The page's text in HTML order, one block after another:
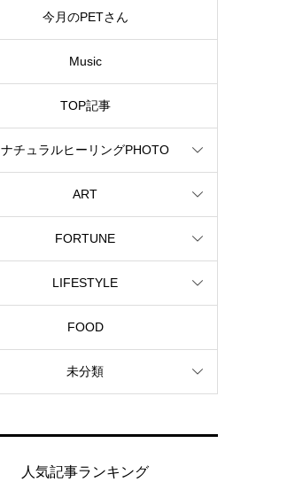
今月のPETさん
Music
TOP記事
ナチュラルヒーリングPHOTO
ART
FORTUNE
LIFESTYLE
FOOD
未分類
人気記事ランキング